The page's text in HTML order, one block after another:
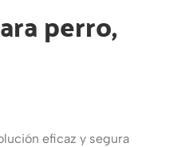
perro,
eficaz y segura